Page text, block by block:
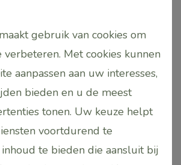
gebruik van cookies om
Met cookies kunnen
aanpassen aan uw interesses,
bieden en u de meest
tonen. Uw keuze helpt
voortdurend te
te bieden die aansluit bij